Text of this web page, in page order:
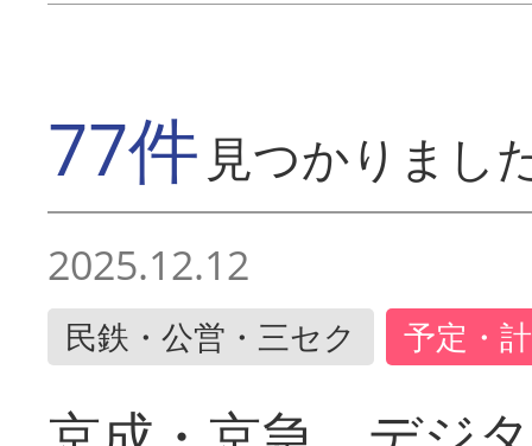
77件 見つかりまし
2025.12.12
民鉄・公営・三セク 予定・